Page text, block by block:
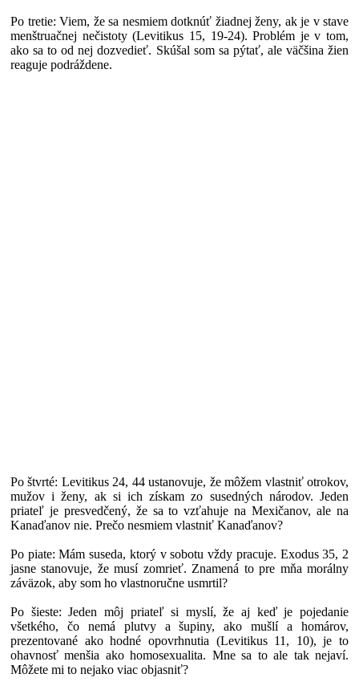
Po tretie: Viem, že sa nesmiem dotknúť žiadnej ženy, ak je v stave
menštruačnej nečistoty (Levitikus 15, 19-24). Problém je v tom,
ako sa to od nej dozvedieť. Skúšal som sa pýtať, ale väčšina žien
reaguje podráždene.
Po štvrté: Levitikus 24, 44 ustanovuje, že môžem vlastniť otrokov,
mužov i ženy, ak si ich získam zo susedných národov. Jeden
priateľ je presvedčený, že sa to vzťahuje na Mexičanov, ale na
Kanaďanov nie. Prečo nesmiem vlastniť Kanaďanov?
Po piate: Mám suseda, ktorý v sobotu vždy pracuje. Exodus 35, 2
jasne stanovuje, že musí zomrieť. Znamená to pre mňa morálny
záväzok, aby som ho vlastnoručne usmrtil?
Po šieste: Jeden môj priateľ si myslí, že aj keď je pojedanie
všetkého, čo nemá plutvy a šupiny, ako mušlí a homárov,
prezentované ako hodné opovrhnutia (Levitikus 11, 10), je to
ohavnosť menšia ako homosexualita. Mne sa to ale tak nejaví.
Môžete mi to nejako viac objasniť?